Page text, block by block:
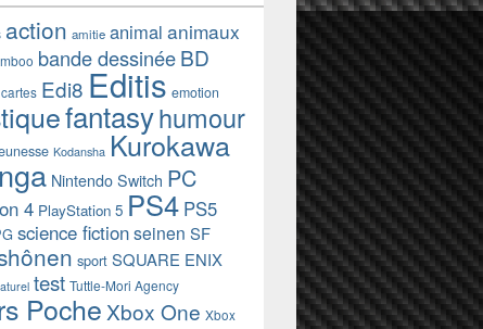
action amitie animal animaux
bande dessinéeBD
cartes Edi8 Editis emotion
fantasyhumour
Kodansha Kurokawa
Nintendo Switch PC
4 PlayStation 5 PS4 PS5
science fictionseinen SF
sport SQUARE ENIX
test Tuttle-Mori Agency
Poche Xbox One Xbox